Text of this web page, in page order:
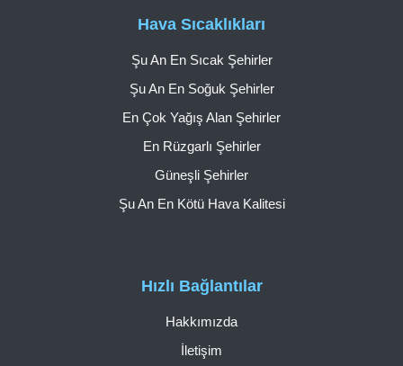
Hızlı Bağlantılar
Hakkımızda
İletişim
Hava Sıcaklıkları
Şu An En Sıcak Şehirler
Şu An En Soğuk Şehirler
En Çok Yağış Alan Şehirler
En Rüzgarlı Şehirler
Güneşli Şehirler
Şu An En Kötü Hava Kalitesi